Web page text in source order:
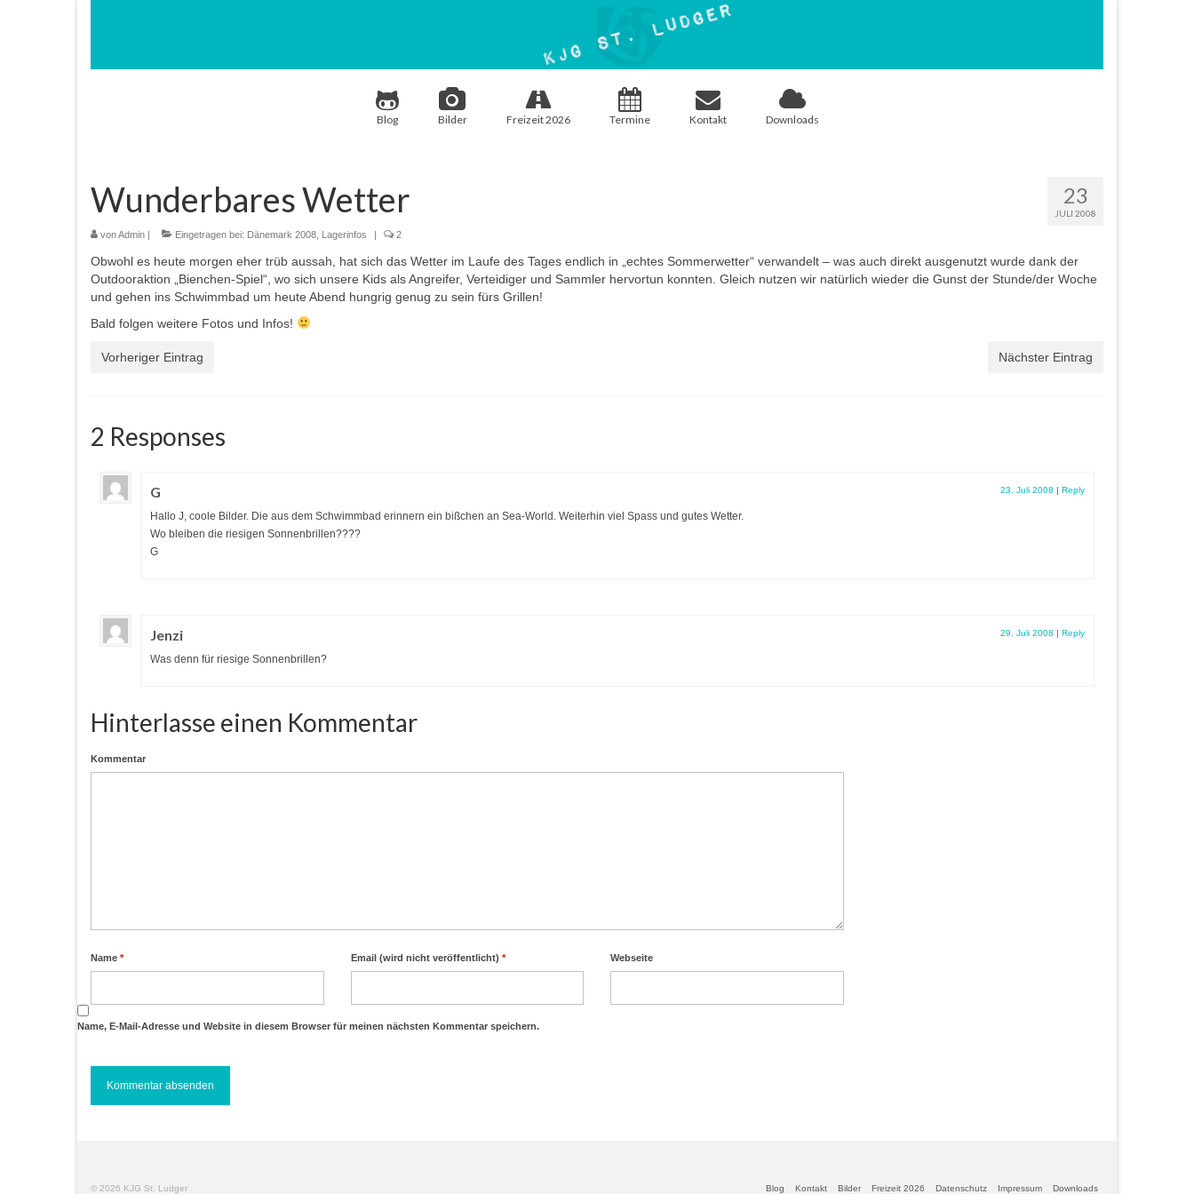
Blog Bilder Freizeit 2026 Termine Kontakt Downloads
23
JULI 2008
Wunderbares Wetter
vonAdmin | Eingetragen bei: Dänemark 2008 Lagerinfos | 2
Obwohl es heute morgen eher trüb aussah, hat sich das Wetter im Laufe des Tages endlich in „echtes Sommerwetter“ verwandelt – was auch direkt ausgenutzt wurde dank der
Outdooraktion „Bienchen-Spiel“, wo sich unsere Kids als Angreifer, Verteidiger und Sammler hervortun konnten. Gleich nutzen wir natürlich wieder die Gunst der Stunde/der Woche
und gehen ins Schwimmbad um heute Abend hungrig genug zu sein fürs Grillen!
Bald folgen weitere Fotos und Infos!
Vorheriger Eintrag Nächster Eintrag
2 Responses
G 23. Juli 2008 | Reply
Hallo J, coole Bilder. Die aus dem Schwimmbad erinnern ein bißchen an Sea-World. Weiterhin viel Spass und gutes Wetter.
Wo bleiben die riesigen Sonnenbrillen????
G
Jenzi 29. Juli 2008 | Reply
Was denn für riesige Sonnenbrillen?
Hinterlasse einen Kommentar
Kommentar
Name * Email (wird nicht veröffentlicht) * Webseite
Name, E-Mail-Adresse und Website in diesem Browser für meinen nächsten Kommentar speichern.
Blog Kontakt Bilder Freizeit 2026 Datenschutz Impressum Downloads
© 2026 KJG St. Ludger